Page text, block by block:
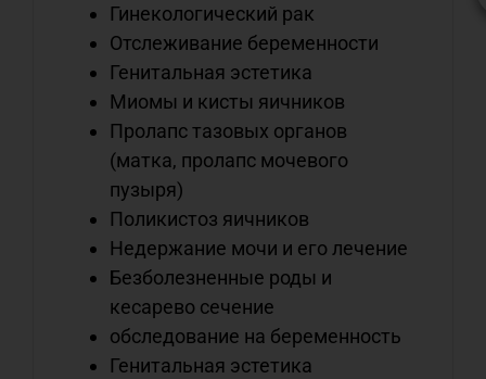
Гинекологический рак
Отслеживание беременности
Генитальная эстетика
Миомы и кисты яичников
Пролапс тазовых органов
(матка, пролапс мочевого
пузыря)
Поликистоз яичников
Недержание мочи и его лечение
Безболезненные роды и
кесарево сечение
обследование на беременность
Генитальная эстетика